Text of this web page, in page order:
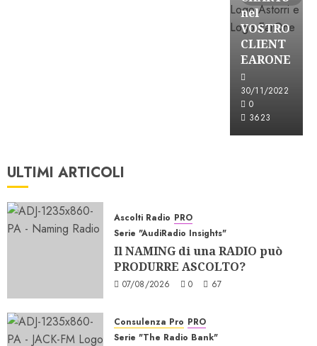
nel
VOSTRO
CLIENT
EARONE
30/11/2022
0
3623
ULTIMI ARTICOLI
Ascolti Radio PRO
Serie "AudiRadio Insights"
Il NAMING di una RADIO può
PRODURRE ASCOLTO?
07/08/2026 0 67
Consulenza Pro PRO
Serie "The Radio Bank"